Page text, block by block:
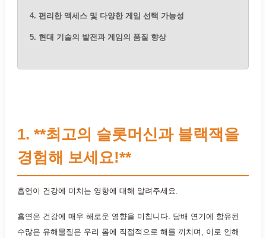
4. 편리한 액세스 및 다양한 게임 선택 가능성
5. 현대 기술의 발전과 게임의 품질 향상
1. **최고의 슬롯머신과 블랙잭을
경험해 보세요!**
흡연이 건강에 미치는 영향에 대해 알려주세요.
흡연은 건강에 매우 해로운 영향을 미칩니다. 담배 연기에 함유된
수많은 유해물질은 우리 몸에 직접적으로 해를 끼치며, 이로 인해